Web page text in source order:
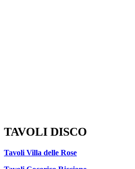
TAVOLI DISCO
Tavoli Villa delle Rose